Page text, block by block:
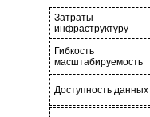
Затраты
инфраструктуру
Гибкость
масштабируемость
Доступность данных